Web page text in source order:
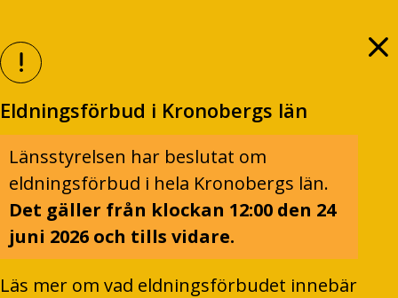
Eldningsförbud i Kronobergs län
Länsstyrelsen har beslutat om
eldningsförbud i hela Kronobergs län.
Det gäller från klockan 12:00 den 24
juni 2026 och tills vidare.
Läs mer om vad eldningsförbudet innebär